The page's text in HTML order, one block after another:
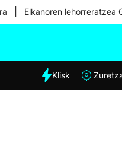
Elkanoren lehorreratzea
Eguraldia
Klisk